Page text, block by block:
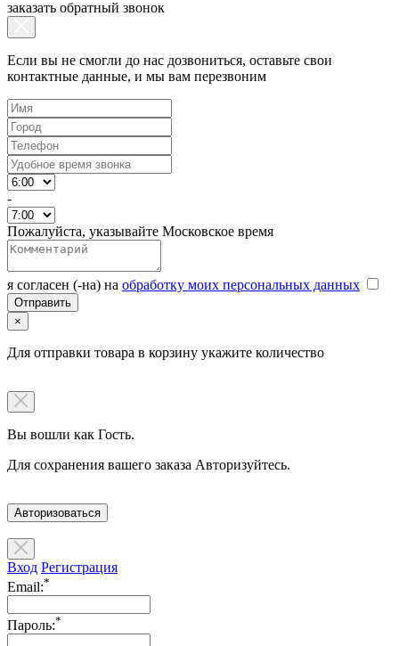
заказать обратный звонок
Если вы не смогли до нас дозвониться, оставьте свои
контактные данные, и мы вам перезвоним
-
Пожалуйста, указывайте Московское время
я согласен (-на) на обработку моих персональных данных
×
Для отправки товара в корзину укажите количество
Вы вошли как Гость.
Для сохранения вашего заказа Авторизуйтесь.
Авторизоваться
Вход Регистрация
Email:*
Пароль:*